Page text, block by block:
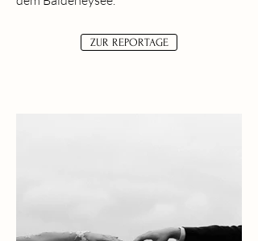
ZUR REPORTAGE